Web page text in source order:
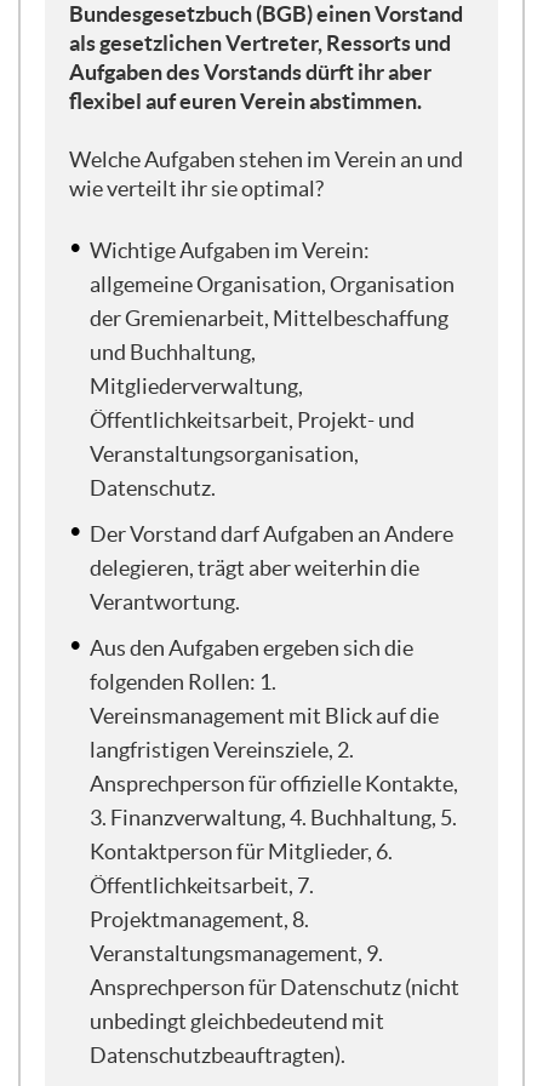
eingehen. An vielen Stellen gibt es die
Möglichkeit, weitere Leute einzubeziehen,
die kein formales Amt im Vorstand
Was habe ich heute mit euch vor? Ich will
einführen und kurz beschreiben, welche
Rollen laut Vereinsrecht vorgeschrieben
sind. Im zweiten Teil gehe ich darauf ein,
welche Aufgaben erledigt werden müssen,
um einen Verein gut aufzustellen, sowohl
bei der Gründung als auch für bestehende
Vereine, die ihre Organisation
überarbeiten möchten. Wir gehen
verschiedene Punkte durch, die aus meiner
Sicht wichtig sind, um einen Verein
professionell aufzustellen. Im dritten Teil
zeige ich, wie man diese Aufgaben in
verschiedene Päckchen packen kann,
sodass daraus verschiedene Ressourcen
im Vorstand oder auch sonstige Aufgaben
entstehen, die dann einer Person
zugeordnet werden können, die sich
darum kümmert.
Zum Abschluss gibt es noch einige
Hinweise, Links und Literaturtipps, um
das Ganze abzurunden. Am Ende sind auch
konkrete Links für einen Buchtipp und
zwei bis drei Linktipps, die ihr finden
könnt. Bevor wir ins Thema einsteigen,
würde mich interessieren, wie ihr in euren
Vereinen aktuell aufgestellt seid. Wir
haben eine kurze Umfrage vorbereitet, die
Felix jetzt starten wird. Ich sehe, da tut
Bundesgesetzbuch (BGB) einen Vorstand
als gesetzlichen Vertreter, Ressorts und
Aufgaben des Vorstands dürft ihr aber
flexibel auf euren Verein abstimmen.
Welche Aufgaben stehen im Verein an und
wie verteilt ihr sie optimal?
Wichtige Aufgaben im Verein:
allgemeine Organisation, Organisation
der Gremienarbeit, Mittelbeschaffung
und Buchhaltung,
Mitgliederverwaltung,
Öffentlichkeitsarbeit, Projekt- und
Veranstaltungsorganisation,
Datenschutz.
Der Vorstand darf Aufgaben an Andere
delegieren, trägt aber weiterhin die
Verantwortung.
Aus den Aufgaben ergeben sich die
folgenden Rollen: 1.
Vereinsmanagement mit Blick auf die
langfristigen Vereinsziele, 2.
Ansprechperson für offizielle Kontakte,
3. Finanzverwaltung, 4. Buchhaltung, 5.
Kontaktperson für Mitglieder, 6.
Öffentlichkeitsarbeit, 7.
Projektmanagement, 8.
Veranstaltungsmanagement, 9.
Ansprechperson für Datenschutz (nicht
unbedingt gleichbedeutend mit
Datenschutzbeauftragten).